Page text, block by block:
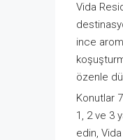
Vida
ince
özenle
Konutlar
1, 2 ve 3
edin,